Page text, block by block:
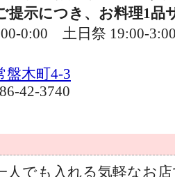
提示につき、お料理1品
0:00 土日祭 19:00-
盤木町4-3
42-3740
人でも入れる気軽なお